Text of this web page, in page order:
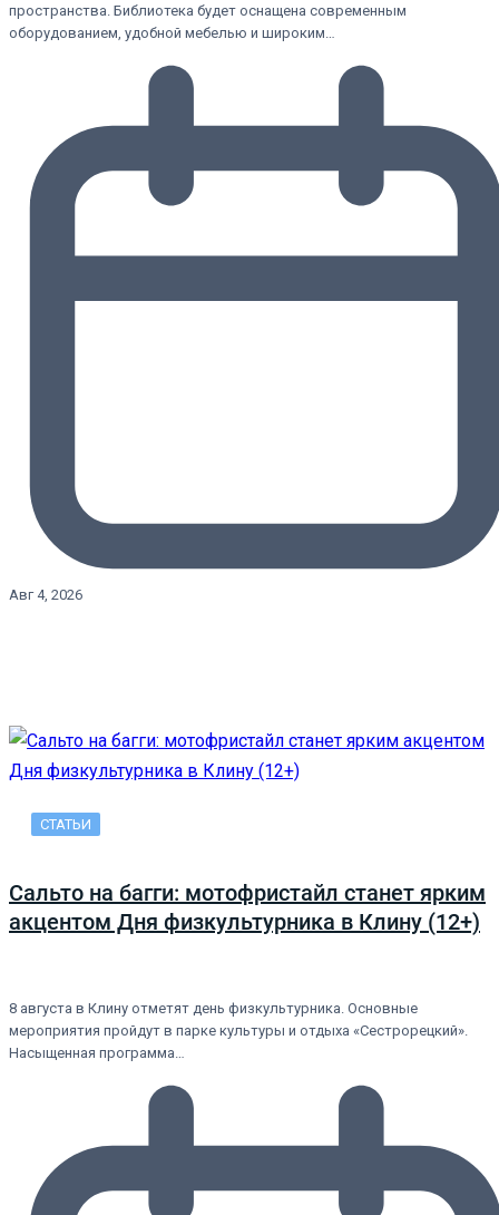
пространства. Библиотека будет оснащена современным
оборудованием, удобной мебелью и широким…
Авг 4, 2026
СТАТЬИ
Сальто на багги: мотофристайл станет ярким
акцентом Дня физкультурника в Клину (12+)
8 августа в Клину отметят день физкультурника. Основные
мероприятия пройдут в парке культуры и отдыха «Сестрорецкий».
Насыщенная программа…